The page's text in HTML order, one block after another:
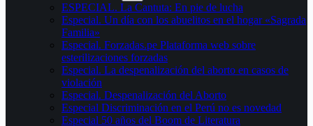
ESPECIAL. La Cantuta: En pie de lucha
Especial. Un día con los abuelitos en el hogar «Sagrada
Familia»
Especial. Forzadas.pe Plataforma web sobre
esterilizaciones forzadas
Especial. La despenalización del aborto en casos de
violación
Especial. Despenalización del Aborto
Especial Discriminación en el Perú no es novedad
Especial 50 años del Boom de Literatura